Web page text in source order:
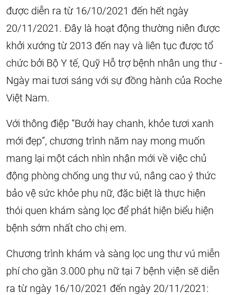
được diễn ra từ 16/10/2021 đến hết ngày
20/11/2021. Đây là hoạt động thường niên được
khởi xướng từ 2013 đến nay và liên tục được tổ
chức bởi Bộ Y tế, Quỹ Hỗ trợ bệnh nhân ung thư -
Ngày mai tươi sáng với sự đồng hành của Roche
Việt Nam.
Với thông điệp “Bưởi hay chanh, khỏe tươi xanh
mới đẹp”, chương trình năm nay mong muốn
mang lại một cách nhìn nhận mới về việc chủ
động phòng chống ung thư vú, nâng cao ý thức
bảo vệ sức khỏe phụ nữ, đặc biệt là thực hiện
thói quen khám sàng lọc để phát hiện biểu hiện
bệnh sớm nhất cho chị em.
Chương trình khám và sàng lọc ung thư vú miễn
phí cho gần 3.000 phụ nữ tại 7 bệnh viện sẽ diễn
ra từ ngày 16/10/2021 đến ngày 20/11/2021: